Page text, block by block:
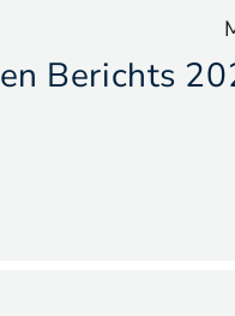
Berichts